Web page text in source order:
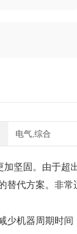
电气,综合
坚固。 由于超
替代方案。非
少机器周期时间